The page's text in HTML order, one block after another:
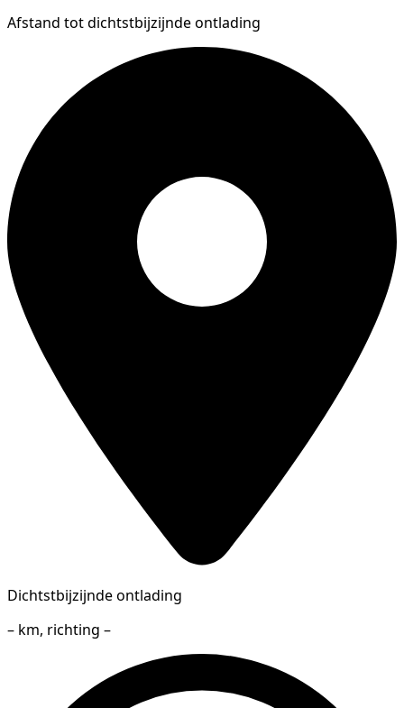
Afstand tot dichtstbijzijnde ontlading
Dichtstbijzijnde ontlading
– km, richting –